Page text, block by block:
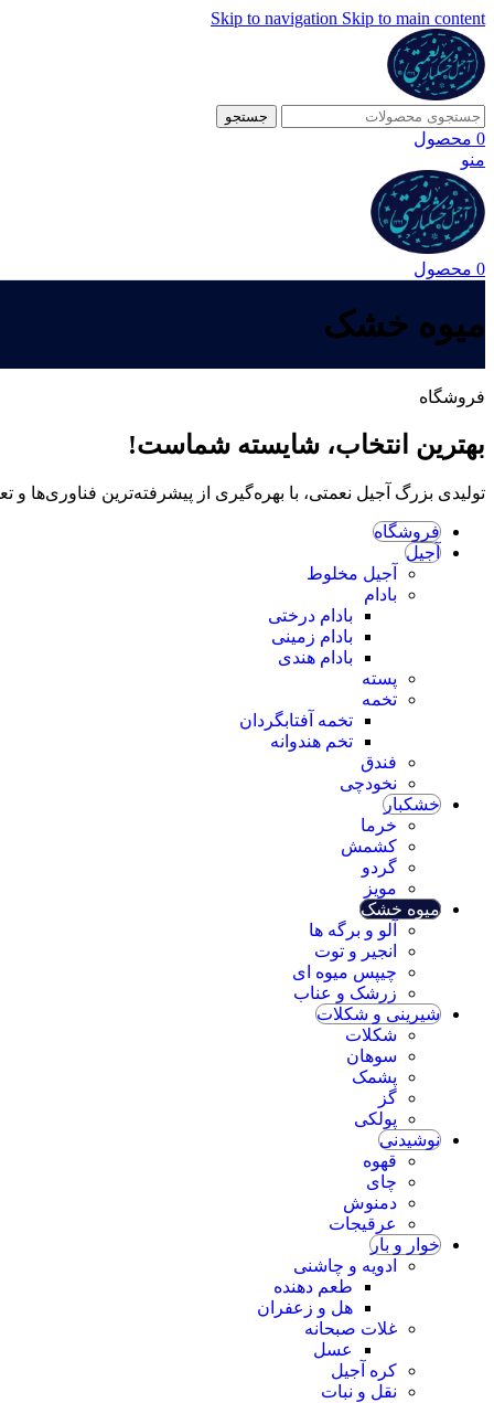
Skip to navigation Skip to main content
جستجو
0 محصول
منو
0 محصول
میوه خشک
فروشگاه
بهترین انتخاب، شایسته شماست!
تولیدی بزرگ آجیل نعمتی، با بهره‌گیری از پیشرفته‌ترین فناوری‌ها و
فروشگاه
آجیل
آجیل مخلوط
بادام
بادام درختی
بادام زمینی
بادام هندی
پسته
تخمه
تخمه آفتابگردان
تخم هندوانه
فندق
نخودچی
خشکبار
خرما
کشمش
گردو
مویز
میوه خشک
آلو و برگه ها
انجیر و توت
چیپس میوه ای
زرشک و عناب
شیرینی و شکلات
شکلات
سوهان
پشمک
گز
پولکی
نوشیدنی
قهوه
چای
دمنوش
عرقیجات
خوار و بار
ادویه و چاشنی
طعم دهنده
هل و زعفران
غلات صبحانه
عسل
کره آجیل
نقل و نبات